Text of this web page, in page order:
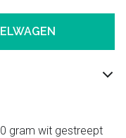
gram wit gestreept